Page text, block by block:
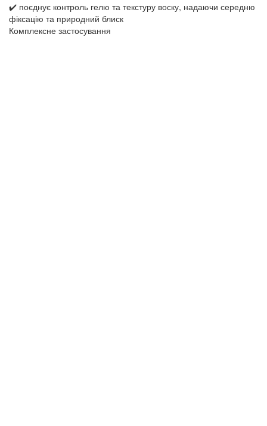
✔️ поєднує контроль гелю та текстуру воску, надаючи середню
фіксацію та природний блиск
Комплексне застосування